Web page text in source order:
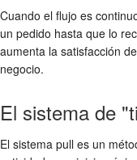
Cuando el flujo es
un pedido hasta que lo
aumenta la satisfacción
negocio.
El sistema de
El sistema pull es un